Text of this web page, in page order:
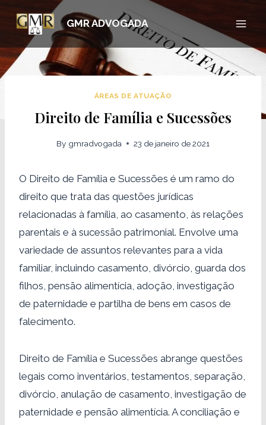
content
GMR ADVOGADA
ÁREAS DE ATUAÇÃO
Direito de Família e Sucessões
By gmradvogada 23 de janeiro de 2021
O Direito de Família e Sucessões é um ramo do
direito que trata das questões jurídicas
relacionadas à família, ao casamento, às relações
parentais e à sucessão patrimonial. Envolve uma
variedade de assuntos relevantes para a vida
familiar, incluindo casamento, divórcio, guarda dos
filhos, pensão alimentícia, adoção, investigação
de paternidade e partilha de bens em casos de
falecimento.
Direito de Família e Sucessões abrange questões
legais como inventários, testamentos, separação,
divórcio, anulação de casamento, investigação de
paternidade e pensão alimentícia. A conciliação e